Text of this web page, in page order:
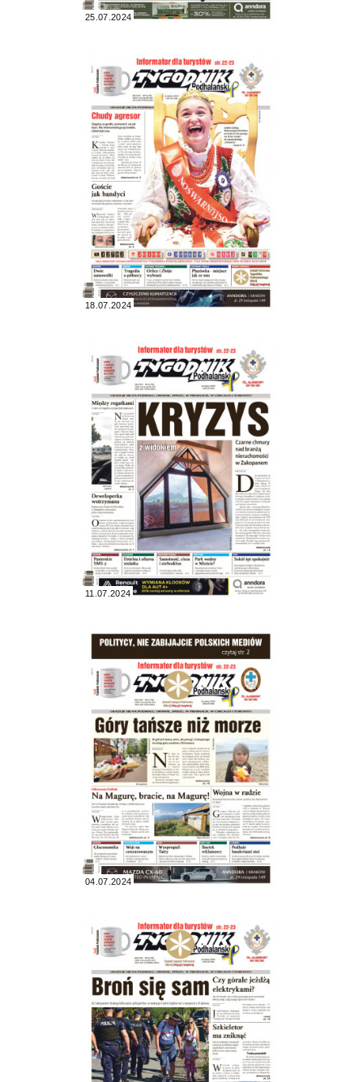
25.07.2024
18.07.2024
11.07.2024
04.07.2024